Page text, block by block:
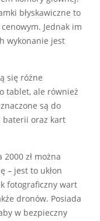
błyskawiczne to
Jednak im
wykonanie jest
się różne
tablet, ale również
są do
baterii oraz kart
zł można
– jest to ukłon
fotograficzny wart
dronów. Posiada
w bezpieczny